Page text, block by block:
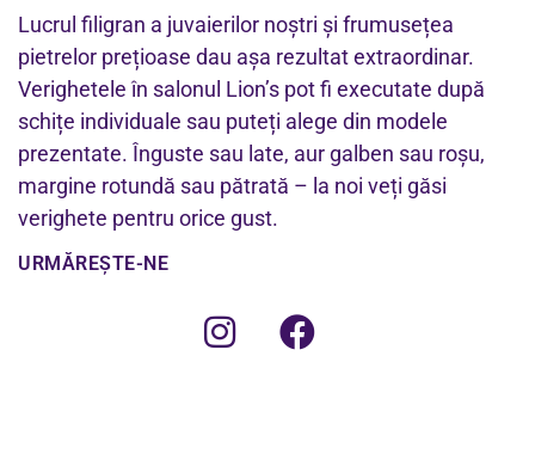
Lucrul filigran a juvaierilor noștri și frumusețea
pietrelor prețioase dau așa rezultat extraordinar.
Verighetele în salonul Lion’s pot fi executate după
schițe individuale sau puteți alege din modele
prezentate. Înguste sau late, aur galben sau roșu,
margine rotundă sau pătrată – la noi veți găsi
verighete pentru orice gust.
URMĂREȘTE-NE